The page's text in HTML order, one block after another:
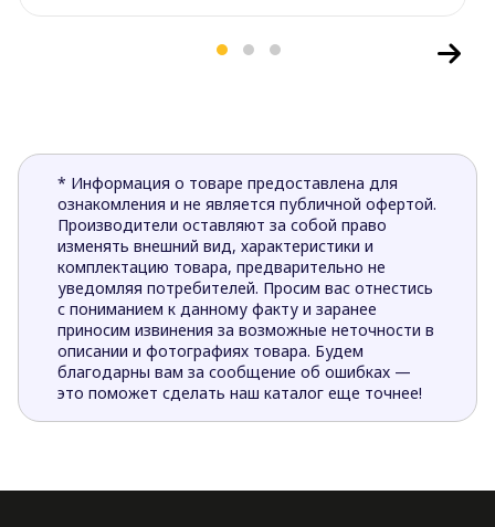
* Информация о товаре предоставлена для
ознакомления и не является публичной офертой.
Производители оставляют за собой право
изменять внешний вид, характеристики и
комплектацию товара, предварительно не
уведомляя потребителей. Просим вас отнестись
с пониманием к данному факту и заранее
приносим извинения за возможные неточности в
описании и фотографиях товара. Будем
благодарны вам за сообщение об ошибках —
это поможет сделать наш каталог еще точнее!